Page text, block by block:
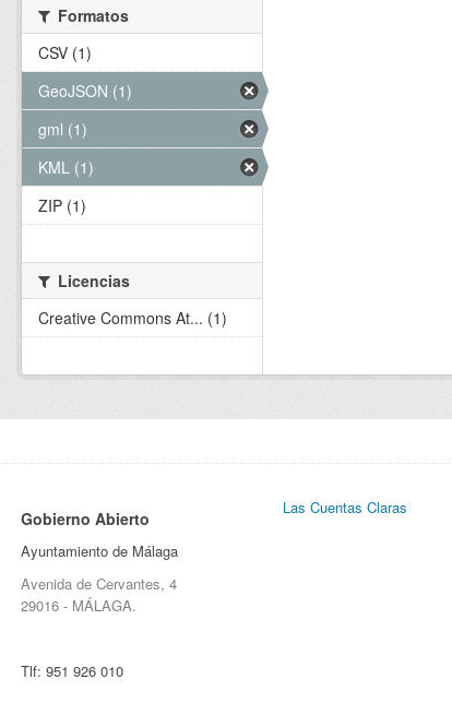
Formatos
CSV (1)
GeoJSON (1)
gml (1)
KML (1)
ZIP (1)
Licencias
Creative Commons At... (1)
Gobierno Abierto
Ayuntamiento de Málaga
Avenida de Cervantes, 4
29016 - MÁLAGA.
Tlf: 951 926 010
Las Cuentas Claras